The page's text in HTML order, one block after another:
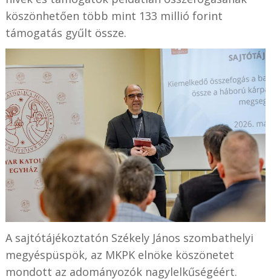
köszönhetően több mint 133 millió forint
támogatás gyűlt össze.
A sajtótájékoztatón Székely János szombathelyi
megyéspüspök, az MKPK elnöke köszönetet
mondott az adományozók nagylelkűségéért.